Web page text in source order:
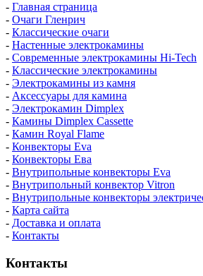
- Главная страница
- Очаги Гленрич
- Классические очаги
- Настенные электрокамины
- Современные электрокамины Hi-Tech
- Классические электрокамины
- Электрокамины из камня
- Аксессуары для камина
- Электрокамин Dimplex
- Камины Dimplex Cassette
- Камин Royal Flame
- Конвекторы Eva
- Конвекторы Ева
- Внутрипольные конвекторы Eva
- Внутрипольный конвектор Vitron
- Внутрипольные конвекторы
- Карта сайта
- Доставка и оплата
- Контакты
Контакты